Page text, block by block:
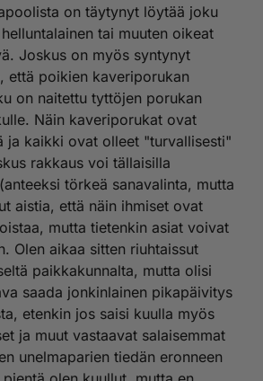
on täytynyt löytää joku
tai muuten oikeat
Joskus on myös syntynyt
että poikien kaveriporukan
on naitettu tyttöjen porukan
Näin kaveriporukat ovat
ja kaikki ovat olleet "turvallisesti"
rakkaus voi tällaisilla
törkeä sanavalinta, mutta
aistia, että näin ihmiset ovat
mutta tietenkin asiat voivat
Olen aikaa sitten riuhtaissut
paikkakunnalta, mutta olisi
saada jonkinlainen pikapäivitys
etenkin jos saisi kuulla myös
ja muut vastaavat salaisemmat
unelmaparien tiedän eronneen